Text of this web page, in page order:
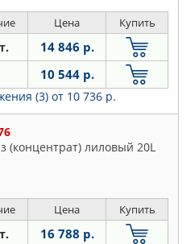
Цена Купить
14 846 р.
10 544 р.
(3) от 10 736 р.
(концентрат) лиловый 20L
Цена Купить
16 788 р.